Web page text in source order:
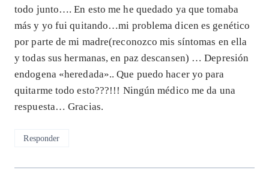
todo junto…. En esto me he quedado ya que tomaba
más y yo fui quitando…mi problema dicen es genético
por parte de mi madre(reconozco mis síntomas en ella
y todas sus hermanas, en paz descansen) … Depresión
endogena «heredada».. Que puedo hacer yo para
quitarme todo esto???!!! Ningún médico me da una
respuesta… Gracias.
Responder